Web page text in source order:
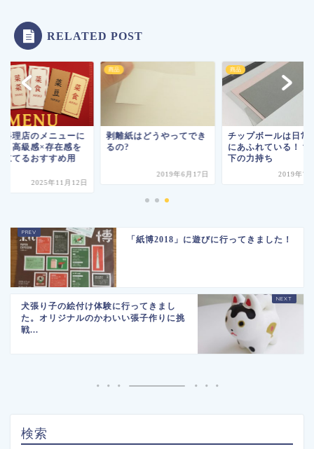
RELATED POST
料理店のメニューに
！高級感×存在感を
立てるおすすめ用
2025年11月12日
商品
剥離紙はどうやってでき
るの?
2019年6月17日
商品
チップボールは日常
にあふれている！？
下の力持ち
2019年7
「紙博2018」に遊びに行ってきました！
犬張り子の絵付け体験に行ってきまし
た。オリジナルのかわいい張子作りに挑
戦...
検索